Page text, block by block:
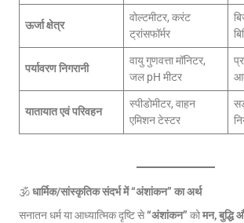
ऊर्जा क्षेत्र
वोल्टमीटर, करंट
ट्रांसफॉर्मर
पर्यावरण निगरानी
वायु गुणवत्ता मॉनिटर,
जल pH मीटर
यातायात एवं परिवहन
स्पीडोमीटर, वाहन
एमिशन टेस्टर
🕉️धार्मिक/सांस्कृतिक संदर्भ में “अंशांकन” का अर्थ
सनातन धर्म या आध्यात्मिक दृष्टि से“अंशांकन” कोमन, बुद्धि